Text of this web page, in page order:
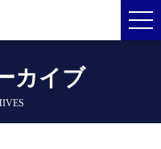
カイブ